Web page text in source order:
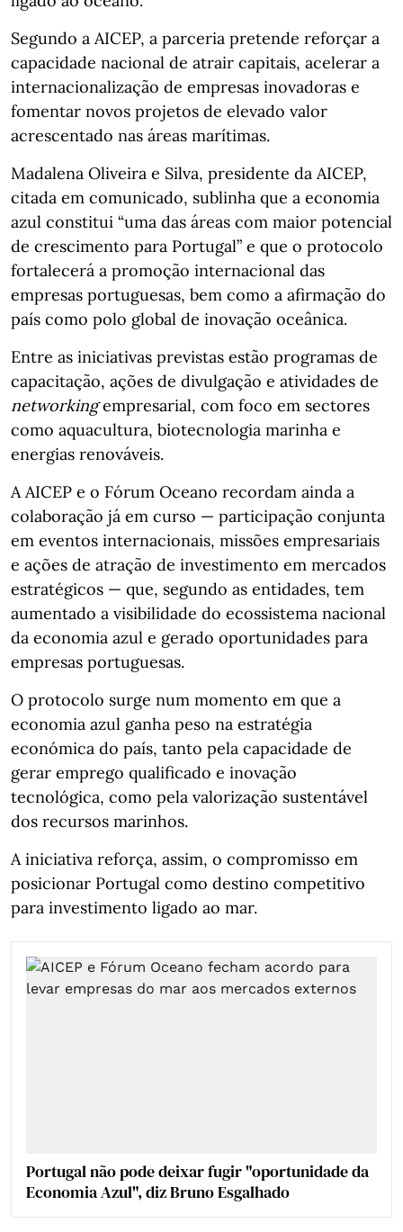
Segundo a AICEP, a parceria pretende reforçar a
capacidade nacional de atrair capitais, acelerar a
internacionalização de empresas inovadoras e
fomentar novos projetos de elevado valor
acrescentado nas áreas marítimas.
Madalena Oliveira e Silva, presidente da AICEP,
citada em comunicado, sublinha que a economia
azul constitui “uma das áreas com maior potencial
de crescimento para Portugal” e que o protocolo
fortalecerá a promoção internacional das
empresas portuguesas, bem como a afirmação do
país como polo global de inovação oceânica.
Entre as iniciativas previstas estão programas de
capacitação, ações de divulgação e atividades de
networkingempresarial, com foco em sectores
como aquacultura, biotecnologia marinha e
energias renováveis.
A AICEP e o Fórum Oceano recordam ainda a
colaboração já em curso — participação conjunta
em eventos internacionais, missões empresariais
e ações de atração de investimento em mercados
estratégicos — que, segundo as entidades, tem
aumentado a visibilidade do ecossistema nacional
da economia azul e gerado oportunidades para
empresas portuguesas.
O protocolo surge num momento em que a
economia azul ganha peso na estratégia
económica do país, tanto pela capacidade de
gerar emprego qualificado e inovação
tecnológica, como pela valorização sustentável
dos recursos marinhos.
A iniciativa reforça, assim, o compromisso em
posicionar Portugal como destino competitivo
para investimento ligado ao mar.
Portugal não pode deixar fugir "oportunidade da
Economia Azul", diz Bruno Esgalhado